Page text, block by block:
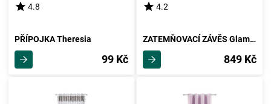
4.8
PŘÍPOJKA Theresia
99 Kč
4.2
ZATEMŇOVACÍ ZÁVĚS Glamour, 140/245 Cm
849 Kč